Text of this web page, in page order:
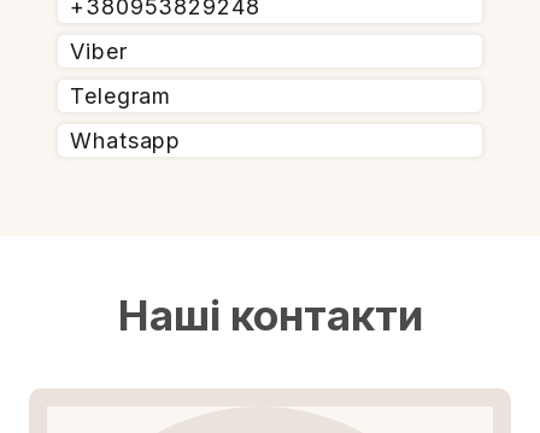
+380953829248
Viber
Telegram
Whatsapp
Наші контакти